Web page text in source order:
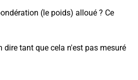
(le poids) alloué ? Ce
dire tant que cela n'est pas mesuré